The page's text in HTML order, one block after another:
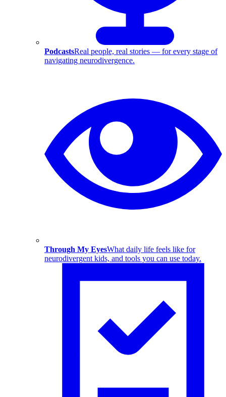
PodcastsReal people, real stories — for every stage of
navigating neurodivergence.
Through My EyesWhat daily life feels like for
neurodivergent kids, and tools you can use today.